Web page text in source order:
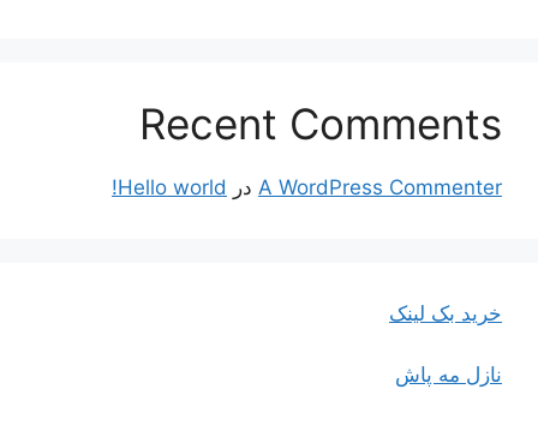
Recent Comments
A WordPress Commenter در Hello world!
خرید بک لینک
نازل مه پاش